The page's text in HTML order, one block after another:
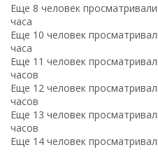
Еще 8 человек
часа
Еще 10 человек
часа
Еще 11 человек
часов
Еще 12 человек
часов
Еще 13 человек
часов
Еще 14 человек